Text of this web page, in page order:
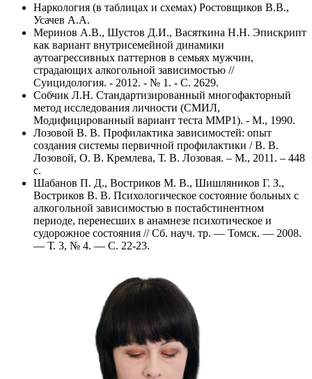
Наркология (в таблицах и схемах) Ростовщиков В.В.,
Усачев А.А.
Меринов А.В., Шустов Д.И., Васяткина Н.Н. Эпискрипт
как вариант внутрисемейной динамики
аутоагрессивных паттернов в семьях мужчин,
страдающих алкогольной зависимостью //
Суицидология. - 2012. - № 1. - С. 2629.
Собчик Л.Н. Стандартизированный многофакторный
метод исследования личности (СМИЛ,
Модифицированный вариант теста ММР1). - М., 1990.
Лозовой В. В. Профилактика зависимостей: опыт
создания системы первичной профилактики / В. В.
Лозовой, О. В. Кремлева, Т. В. Лозовая. – М., 2011. – 448
с.
Шабанов П. Д., Востриков М. В., Шишляников Г. З.,
Востриков В. В. Психологическое состояние больных с
алкогольной зависимостью в постабстинентном
периоде, перенесших в анамнезе психотическое и
судорожное состояния // Сб. науч. тр. — Томск. — 2008.
— Т. 3, № 4. — С. 22-23.